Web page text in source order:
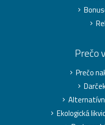
Prečo
Prečo
Ekologická